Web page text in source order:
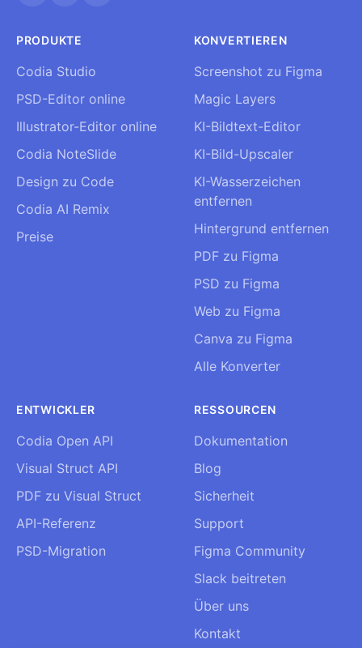
PRODUKTE
Codia Studio
PSD-Editor online
Illustrator-Editor online
Codia NoteSlide
Design zu Code
Codia AI Remix
Preise
KONVERTIEREN
Screenshot zu Figma
Magic Layers
KI-Bildtext-Editor
KI-Bild-Upscaler
KI-Wasserzeichen
entfernen
Hintergrund entfernen
PDF zu Figma
PSD zu Figma
Web zu Figma
Canva zu Figma
Alle Konverter
ENTWICKLER
Codia Open API
Visual Struct API
PDF zu Visual Struct
API-Referenz
PSD-Migration
RESSOURCEN
Dokumentation
Blog
Sicherheit
Support
Figma Community
Slack beitreten
Über uns
Kontakt